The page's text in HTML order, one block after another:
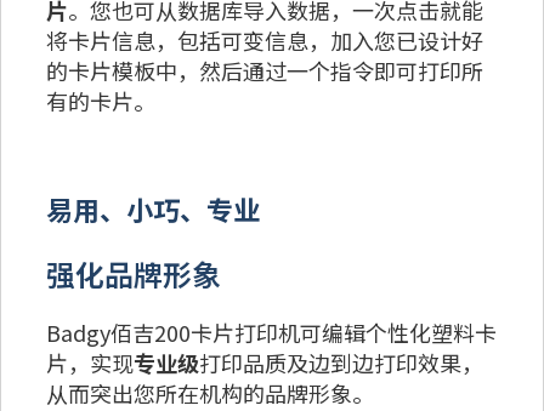
片。您也可从数据库导入数据，一次点击就能
将卡片信息，包括可变信息，加入您已设计好
的卡片模板中，然后通过一个指令即可打印所
有的卡片。
易用、小巧、专业
强化品牌形象
Badgy佰吉200卡片打印机可编辑个性化塑料卡
片，实现专业级打印品质及边到边打印效果，
从而突出您所在机构的品牌形象。